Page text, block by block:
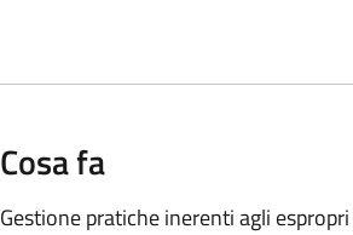
Cosa fa
Gestione pratiche inerenti agli espropri